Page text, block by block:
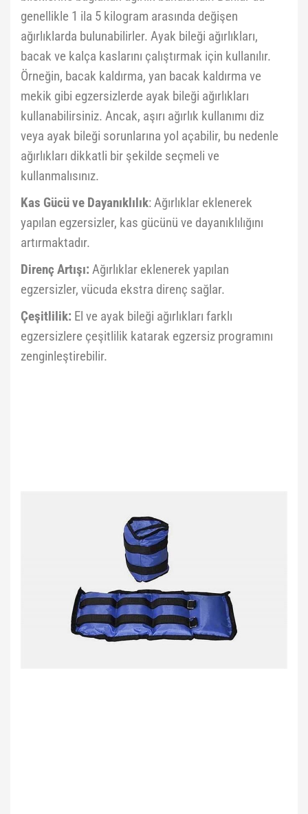
genellikle 1 ila 5 kilogram arasında değişen
ağırlıklarda bulunabilirler. Ayak bileği ağırlıkları,
bacak ve kalça kaslarını çalıştırmak için kullanılır.
Örneğin, bacak kaldırma, yan bacak kaldırma ve
mekik gibi egzersizlerde ayak bileği ağırlıkları
kullanabilirsiniz. Ancak, aşırı ağırlık kullanımı diz
veya ayak bileği sorunlarına yol açabilir, bu nedenle
ağırlıkları dikkatli bir şekilde seçmeli ve
kullanmalısınız.
Kas Gücü ve Dayanıklılık: Ağırlıklar eklenerek
yapılan egzersizler, kas gücünü ve dayanıklılığını
artırmaktadır.
Direnç Artışı: Ağırlıklar eklenerek yapılan
egzersizler, vücuda ekstra direnç sağlar.
Çeşitlilik: El ve ayak bileği ağırlıkları farklı
egzersizlere çeşitlilik katarak egzersiz programını
zenginleştirebilir.